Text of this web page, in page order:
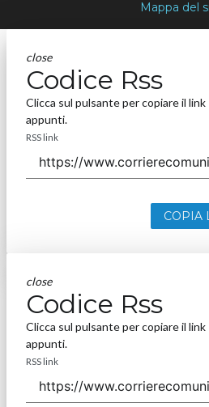
Mappa del
close
Codice Rss
Clicca sul pulsante per copiare il link
appunti.
RSS link
COPIA
close
Codice Rss
Clicca sul pulsante per copiare il link
appunti.
RSS link